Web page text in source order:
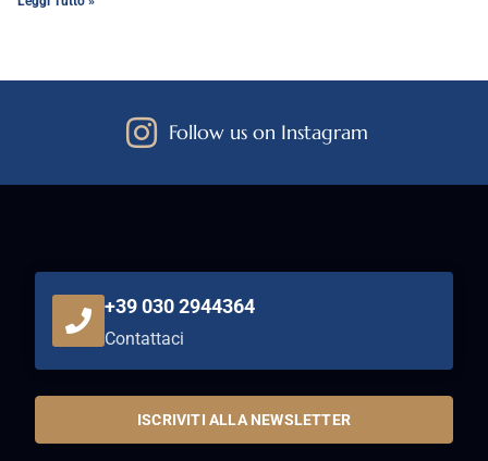
Follow us on Instagram
+39 030 2944364
Contattaci
ISCRIVITI ALLA NEWSLETTER